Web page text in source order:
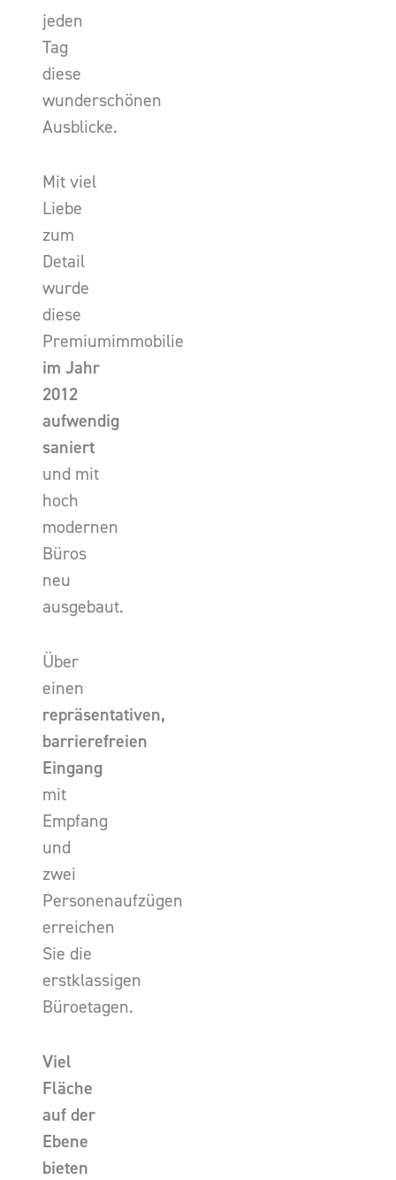
jeden
Tag
diese
wunderschönen
Ausblicke.
Mit viel
Liebe
zum
Detail
wurde
diese
Premiumimmobilie
im Jahr
2012
aufwendig
saniert
und mit
hoch
modernen
Büros
neu
ausgebaut.
Über
einen
repräsentativen,
barrierefreien
Eingang
mit
Empfang
und
zwei
Personenaufzügen
erreichen
Sie die
erstklassigen
Büroetagen.
Viel
Fläche
auf der
Ebene
bieten